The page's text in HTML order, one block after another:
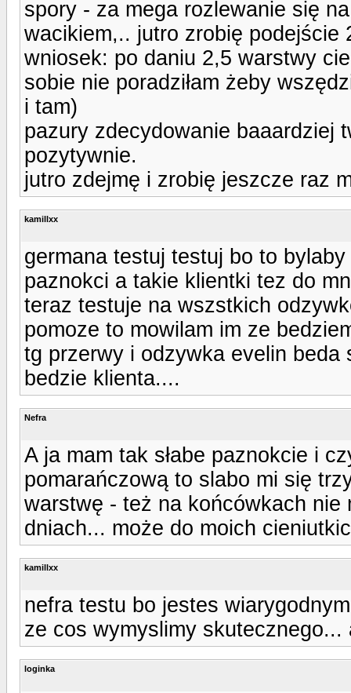
spory - za mega rozlewanie się
wacikiem,.. jutro zrobię podejście
wniosek: po daniu 2,5 warstwy
sobie nie poradziłam żeby
i tam)
pazury zdecydowanie baaardziej
pozytywnie.
jutro zdejmę i zrobię jeszcze raz
kamillxx
germana testuj testuj bo to
paznokci a takie klientki tez do
teraz testuje na wszstkich
pomoze to mowilam im ze
tg przerwy i odzywka evelin
bedzie klienta....
Nefra
A ja mam tak słabe paznokcie i
pomarańczową to slabo mi się
warstwę - też na końcówkach
dniach... może do moich
kamillxx
nefra testu bo jestes
ze cos wymyslimy
loginka